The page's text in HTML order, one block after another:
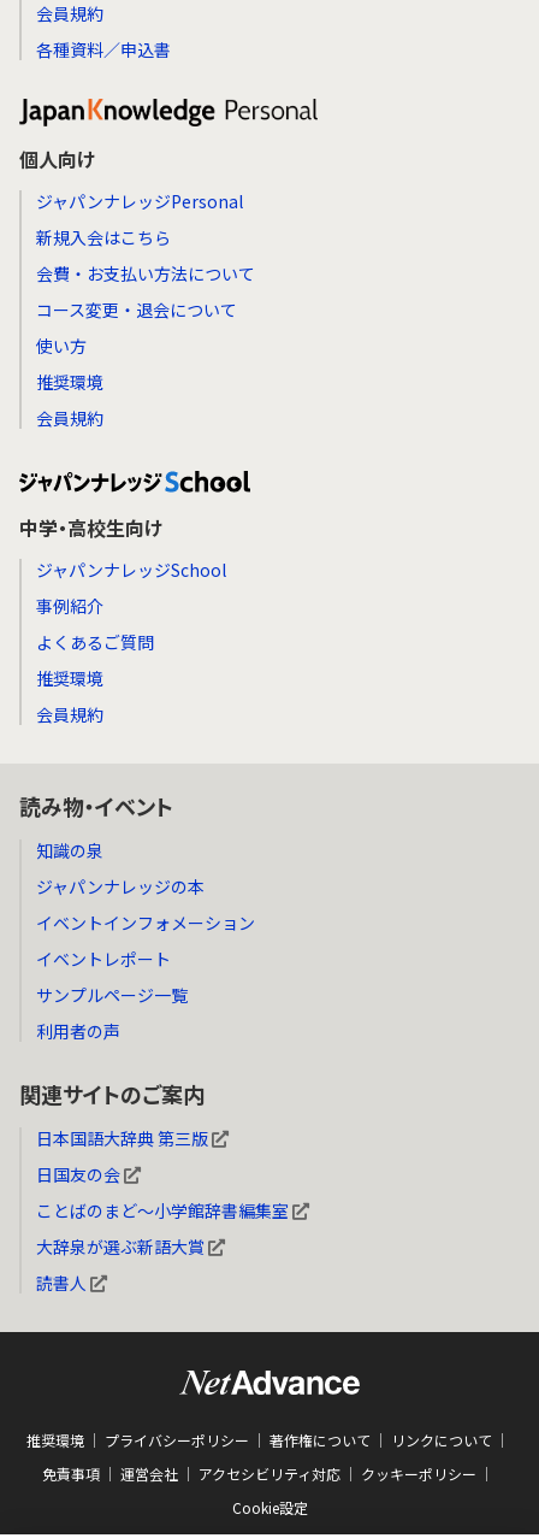
会員規約
各種資料／申込書
個人向け
ジャパンナレッジPersonal
新規入会はこちら
会費・お支払い方法について
コース変更・退会について
使い方
推奨環境
会員規約
中学・高校生向け
ジャパンナレッジSchool
事例紹介
よくあるご質問
推奨環境
会員規約
読み物・イベント
知識の泉
ジャパンナレッジの本
イベントインフォメーション
イベントレポート
サンプルページ一覧
利用者の声
関連サイトのご案内
日本国語大辞典 第三版
日国友の会
ことばのまど～小学館辞書編集室
大辞泉が選ぶ新語大賞
読書人
推奨環境 プライバシーポリシー 著作権について
リンクについて
免責事項
運営会社 アクセシビリティ対応
クッキーポリシー
Cookie設定